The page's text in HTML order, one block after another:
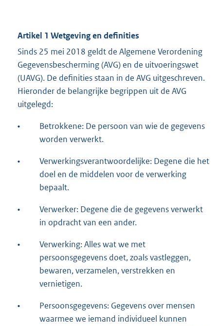
Artikel 1 Wetgeving en definities
Sinds 25 mei 2018 geldt de Algemene Verordening
Gegevensbescherming (AVG) en de uitvoeringswet
(UAVG). De definities staan in de AVG uitgeschreven.
Hieronder de belangrijke begrippen uit de AVG
uitgelegd:
•
Betrokkene: De persoon van wie de gegevens
worden verwerkt.
•
Verwerkingsverantwoordelijke: Degene die het
doel en de middelen voor de verwerking
bepaalt.
•
Verwerker: Degene die de gegevens verwerkt
in opdracht van een ander.
•
Verwerking: Alles wat we met
persoonsgegevens doet, zoals vastleggen,
bewaren, verzamelen, verstrekken en
vernietigen.
•
Persoonsgegevens: Gegevens over mensen
waarmee we iemand individueel kunnen